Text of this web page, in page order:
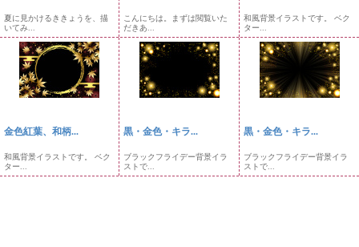
夏に見かけるききょうを、描
いてみ...
こんにちは。まずは閲覧いた
だきあ...
和風背景イラストです。 ベク
ター...
金色紅葉、和柄...
和風背景イラストです。 ベク
ター...
黒・金色・キラ...
ブラックフライデー背景イラ
ストで...
黒・金色・キラ...
ブラックフライデー背景イラ
ストで...